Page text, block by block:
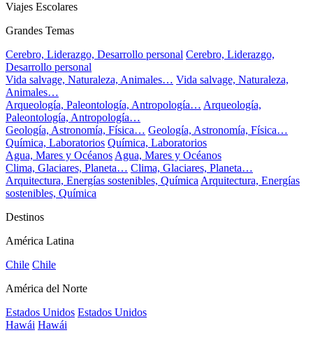
Viajes Escolares
Grandes Temas
Cerebro, Liderazgo, Desarrollo personal Cerebro, Liderazgo,
Desarrollo personal
Vida salvage, Naturaleza, Animales… Vida salvage, Naturaleza,
Animales…
Arqueología, Paleontología, Antropología… Arqueología,
Paleontología, Antropología…
Geología, Astronomía, Física… Geología, Astronomía, Física…
Química, Laboratorios Química, Laboratorios
Agua, Mares y OcéanosAgua, Mares y Océanos
Clima, Glaciares, Planeta… Clima, Glaciares, Planeta…
Arquitectura, Energías sostenibles, QuímicaArquitectura, Energías
sostenibles, Química
Destinos
América Latina
Chile Chile
América del Norte
Estados Unidos Estados Unidos
Hawái Hawái